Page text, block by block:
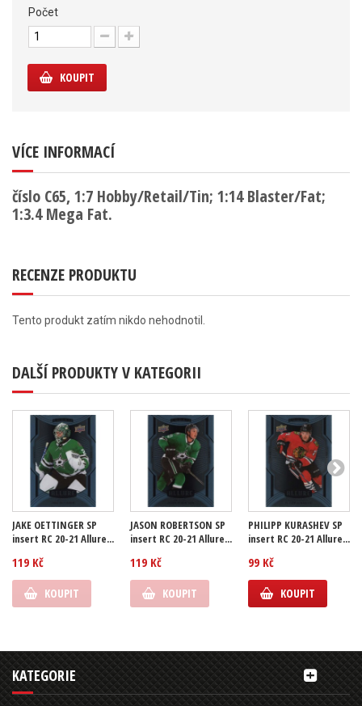
Počet
KOUPIT
VÍCE INFORMACÍ
číslo C65, 1:7 Hobby/Retail/Tin; 1:14 Blaster/Fat;
1:3.4 Mega Fat.
RECENZE PRODUKTU
Tento produkt zatím nikdo nehodnotil.
DALŠÍ PRODUKTY V KATEGORII
JAKE OETTINGER SP
insert RC 20-21 Allure...
119 Kč
KOUPIT
JASON ROBERTSON SP
insert RC 20-21 Allure...
119 Kč
KOUPIT
PHILIPP KURASHEV SP
insert RC 20-21 Allure...
99 Kč
KOUPIT
KATEGORIE